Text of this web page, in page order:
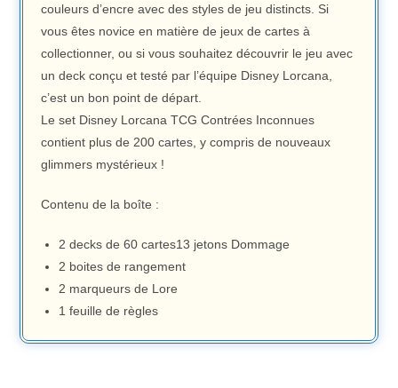
couleurs d’encre avec des styles de jeu distincts. Si
vous êtes novice en matière de jeux de cartes à
collectionner, ou si vous souhaitez découvrir le jeu avec
un deck conçu et testé par l’équipe Disney Lorcana,
c’est un bon point de départ.
Le set Disney Lorcana TCG Contrées Inconnues
contient plus de 200 cartes, y compris de nouveaux
glimmers mystérieux !
Contenu de la boîte :
2 decks de 60 cartes13 jetons Dommage
2 boites de rangement
2 marqueurs de Lore
1 feuille de règles